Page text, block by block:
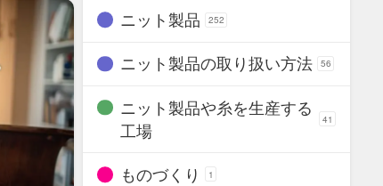
ニット製品 252
ニット製品の取り扱い方法 56
ニット製品や糸を生産する
工場
41
ものづくり 1